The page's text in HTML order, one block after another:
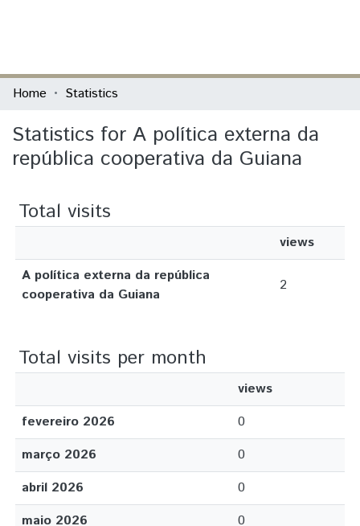
Communities & Collections
All of DSpace
Home Statistics
Statistics for A política externa da
república cooperativa da Guiana
Total visits
views
A política externa da república
cooperativa da Guiana
2
Total visits per month
views
fevereiro 2026
0
março 2026
0
abril 2026
0
maio 2026
0